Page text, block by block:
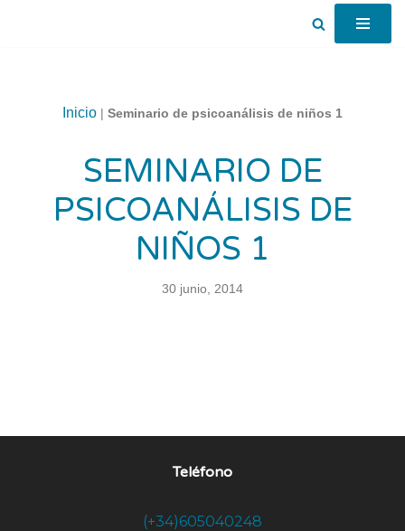
Inicio | Seminario de psicoanálisis de niños 1
SEMINARIO DE
PSICOANÁLISIS DE
NIÑOS 1
30 junio, 2014
Teléfono
(+34)605040248